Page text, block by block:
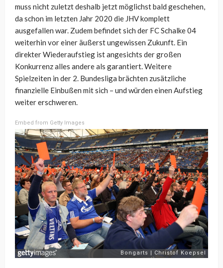
muss nicht zuletzt deshalb jetzt möglichst bald geschehen,
da schon im letzten Jahr 2020 die JHV komplett
ausgefallen war. Zudem befindet sich der FC Schalke 04
weiterhin vor einer äußerst ungewissen Zukunft. Ein
direkter Wiederaufstieg ist angesichts der großen
Konkurrenz alles andere als garantiert. Weitere
Spielzeiten in der 2. Bundesliga brächten zusätzliche
finanzielle Einbußen mit sich – und würden einen Aufstieg
weiter erschweren.
Embed from Getty Images